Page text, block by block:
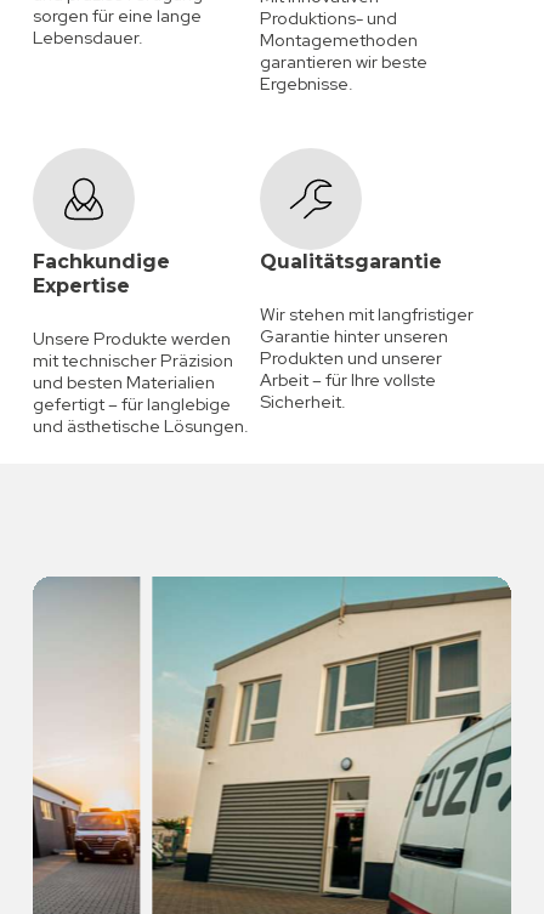
sorgen für eine lange
Lebensdauer.
Produktions- und
Montagemethoden
garantieren wir beste
Ergebnisse.
Fachkundige
Expertise
Unsere Produkte werden
mit technischer Präzision
und besten Materialien
gefertigt – für langlebige
und ästhetische Lösungen.
Qualitätsgarantie
Wir stehen mit langfristiger
Garantie hinter unseren
Produkten und unserer
Arbeit – für Ihre vollste
Sicherheit.